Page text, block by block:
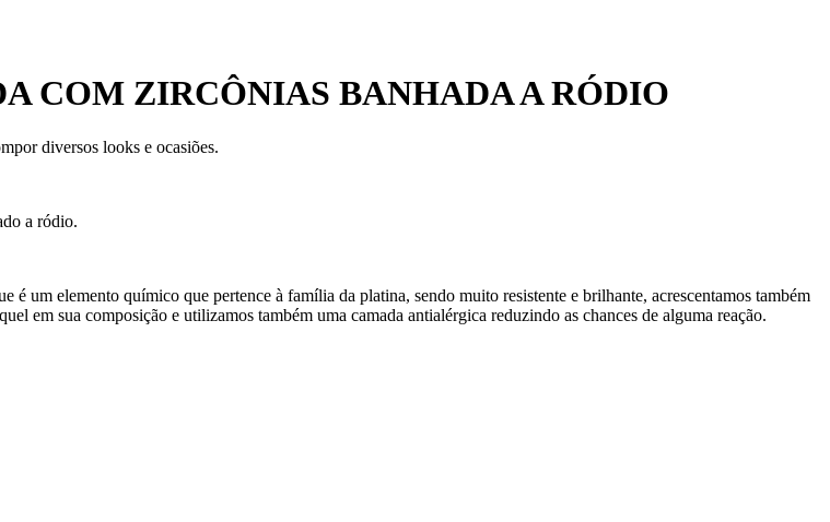
COM ZIRCÔNIAS BANHADA A RÓDIO
diversos looks e ocasiões.
a ródio.
um elemento químico que pertence à família da platina, sendo muito resistente e brilhante, acrescentamos também
em sua composição e utilizamos também uma camada antialérgica reduzindo as chances de alguma reação.